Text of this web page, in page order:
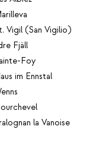
Vigil (San Vigilio)
Fjäll
Foy
im Ennstal
la Vanoise